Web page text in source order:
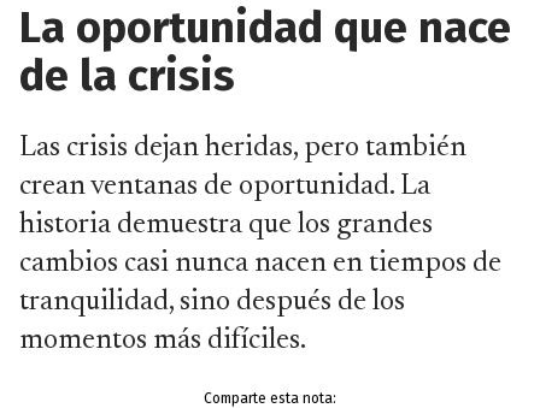
La oportunidad que nace
de la crisis
Las crisis dejan heridas, pero también
crean ventanas de oportunidad. La
historia demuestra que los grandes
cambios casi nunca nacen en tiempos de
tranquilidad, sino después de los
momentos más difíciles.
Comparte esta nota: